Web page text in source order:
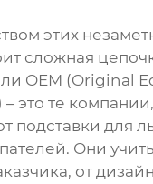
этих
сложная
OEM (Original
это те
подставки для
Они
от